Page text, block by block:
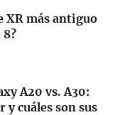
XR más antiguo
8?
A20 vs. A30:
y cuáles son sus